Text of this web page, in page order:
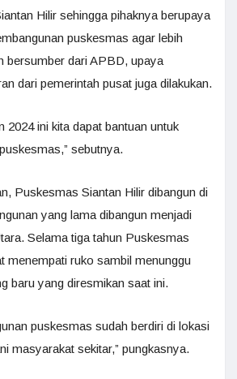
Hilir sehingga pihaknya berupaya
puskesmas agar lebih
bersumber dari APBD, upaya
dari pemerintah pusat juga dilakukan.
2024 ini kita dapat bantuan untuk
sebutnya.
Puskesmas Siantan Hilir dibangun di
yang lama dibangun menjadi
Selama tiga tahun Puskesmas
menempati ruko sambil menunggu
baru yang diresmikan saat ini.
puskesmas sudah berdiri di lokasi
masyarakat sekitar,” pungkasnya.